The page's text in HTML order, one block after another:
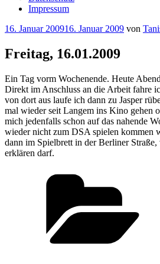
Impressum
Veröffentlicht
16. Januar 200916. Januar 2009 von
Freitag, 16.01.2009
Ein Tag vorm Wochenende. Heute
Direkt im Anschluss an die Arbeit fahre
von dort aus laufe ich dann zu Jasper
mal wieder seit Langem ins Kino gehen
mich jedenfalls schon auf das nahende
wieder nicht zum DSA spielen kommen
dann im Spielbrett in der Berliner
erklären darf.